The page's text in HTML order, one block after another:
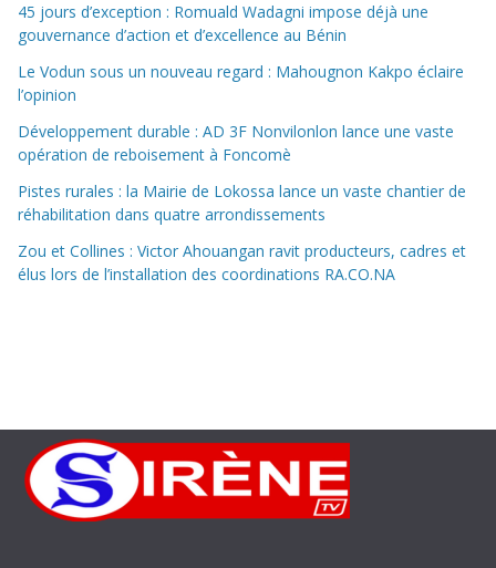
45 jours d’exception : Romuald Wadagni impose déjà une
gouvernance d’action et d’excellence au Bénin
Le Vodun sous un nouveau regard : Mahougnon Kakpo éclaire
l’opinion
Développement durable : AD 3F Nonvilonlon lance une vaste
opération de reboisement à Foncomè
Pistes rurales : la Mairie de Lokossa lance un vaste chantier de
réhabilitation dans quatre arrondissements
Zou et Collines : Victor Ahouangan ravit producteurs, cadres et
élus lors de l’installation des coordinations RA.CO.NA